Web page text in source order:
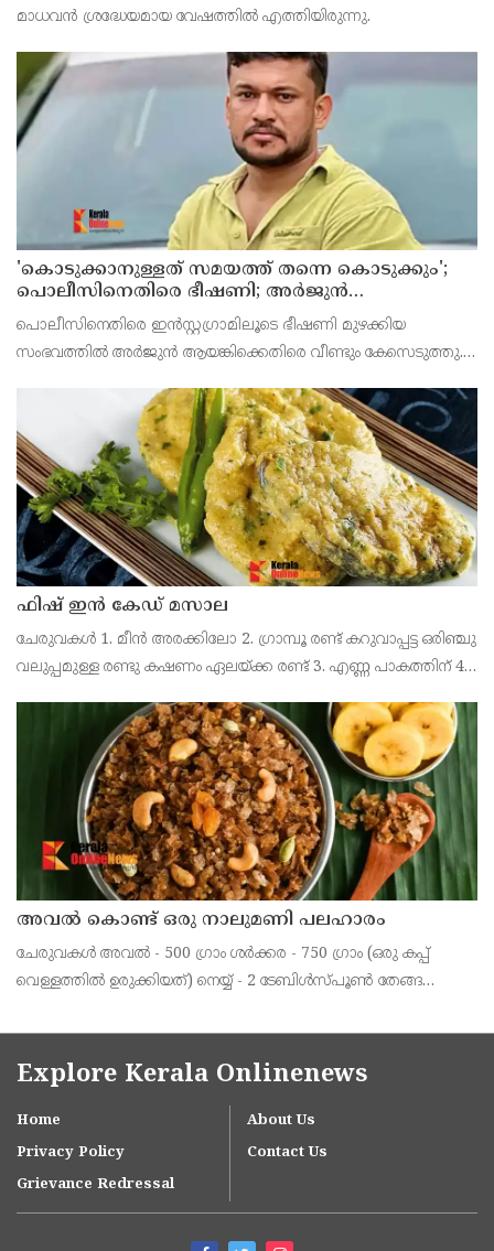
മാധവന്‍ ശ്രദ്ധേയമായ വേഷത്തില്‍ എത്തിയിരുന്നു.
'കൊടുക്കാനുള്ളത് സമയത്ത് തന്നെ കൊടുക്കും';
പൊലീസിനെതിരെ ഭീഷണി; അർജുൻ
ആയങ്കിക്കെതിരെ കേസെടുത്തു
പൊലീസിനെതിരെ ഇൻസ്റ്റഗ്രാമിലൂടെ ഭീഷണി മുഴക്കിയ
സംഭവത്തിൽ അർജുൻ ആയങ്കിക്കെതിരെ വീണ്ടും കേസെടുത്തു.
രജിസ്റ്റർ ചെയ്തിരിക്കുന്നത്.
ഫിഷ് ഇൻ കേഡ് മസാല
ചേരുവകൾ 1. മീൻ അരക്കിലോ 2. ഗ്രാമ്പൂ രണ്ട് കറുവാപ്പട്ട ഒരിഞ്ചു
വലുപ്പമുള്ള രണ്ടു കഷണം ഏലയ്ക്ക രണ്ട് 3. എണ്ണ പാകത്തിന് 4.
െചറിയ സ്പൂൺ മഞ്ഞൾപ്പൊടി അര െചറി
അവൽ കൊണ്ട് ഒരു നാലുമണി പലഹാരം
ചേരുവകൾ അവൽ - 500 ഗ്രാം ശർക്കര - 750 ഗ്രാം (ഒരു കപ്പ്
വെള്ളത്തിൽ ഉരുക്കിയത്) നെയ്യ് - 2 ടേബിൾസ്പൂൺ തേങ്ങ
ചുക്കും പൊടിച്ചത് - 1ടീസ്പൂൺ തയാറാക്കു
Explore Kerala Onlinenews
Home
About Us
Privacy Policy
Contact Us
Grievance Redressal